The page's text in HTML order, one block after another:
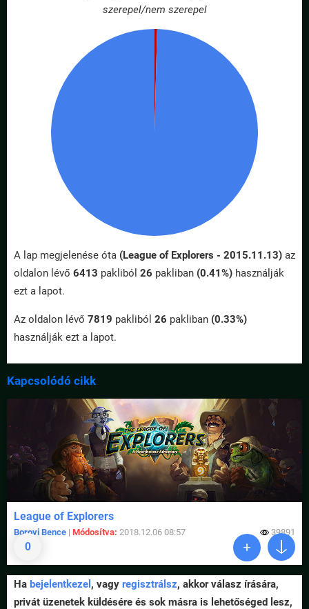
szerepel/nem szerepel
A lap megjelenése óta (League of Explorers - 2015.11.13) az
oldalon lévő 6413 pakliból 26 pakliban (0.41%) használják
ezt a lapot.
Az oldalon lévő 7819 pakliból 26 pakliban (0.33%)
használják ezt a lapot.
Kapcsolódó cikk
0
League of Explorers
Borovi Bence | Módosítva: 2018.12.06 08:57 39891
Ha bejelentkezel , vagy regisztrálsz, akkor válasz írására,
privát üzenetek küldésére és sok másra is lehetőséged lesz,